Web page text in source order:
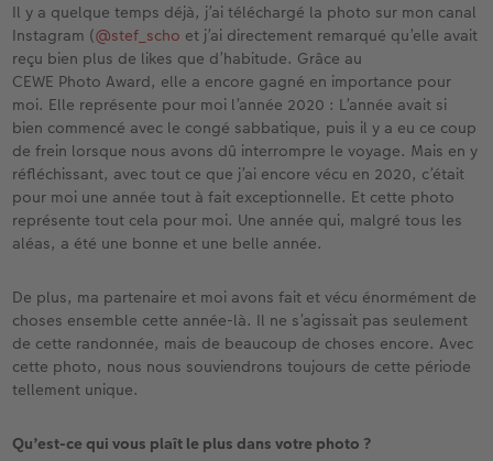
Il y a quelque temps déjà, j’ai téléchargé la photo sur mon canal
Instagram (@stef_scho et j’ai directement remarqué qu’elle avait
reçu bien plus de likes que d’habitude. Grâce au
CEWE Photo Award, elle a encore gagné en importance pour
moi. Elle représente pour moi l’année 2020 : L’année avait si
bien commencé avec le congé sabbatique, puis il y a eu ce coup
de frein lorsque nous avons dû interrompre le voyage. Mais en y
réfléchissant, avec tout ce que j’ai encore vécu en 2020, c’était
pour moi une année tout à fait exceptionnelle. Et cette photo
représente tout cela pour moi. Une année qui, malgré tous les
aléas, a été une bonne et une belle année.
De plus, ma partenaire et moi avons fait et vécu énormément de
choses ensemble cette année-là. Il ne s’agissait pas seulement
de cette randonnée, mais de beaucoup de choses encore. Avec
cette photo, nous nous souviendrons toujours de cette période
tellement unique.
Qu’est-ce qui vous plaît le plus dans votre photo ?